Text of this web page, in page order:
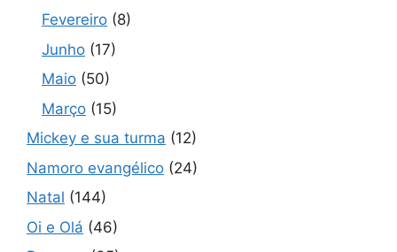
Fevereiro (8)
Junho (17)
Maio (50)
Março (15)
Mickey e sua turma (12)
Namoro evangélico (24)
Natal (144)
Oi e Olá (46)